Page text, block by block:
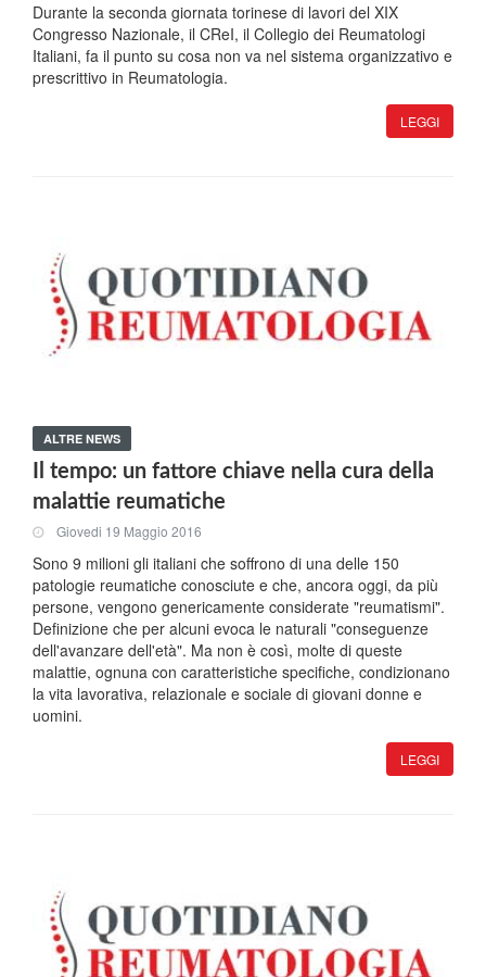
Durante la seconda giornata torinese di lavori del XIX
Congresso Nazionale, il CReI, il Collegio dei Reumatologi
Italiani, fa il punto su cosa non va nel sistema organizzativo e
prescrittivo in Reumatologia.
LEGGI
ALTRE NEWS
Il tempo: un fattore chiave nella cura della
malattie reumatiche
Giovedi 19 Maggio 2016
Sono 9 milioni gli italiani che soffrono di una delle 150
patologie reumatiche conosciute e che, ancora oggi, da più
persone, vengono genericamente considerate "reumatismi".
Definizione che per alcuni evoca le naturali "conseguenze
dell'avanzare dell'età". Ma non è così, molte di queste
malattie, ognuna con caratteristiche specifiche, condizionano
la vita lavorativa, relazionale e sociale di giovani donne e
uomini.
LEGGI